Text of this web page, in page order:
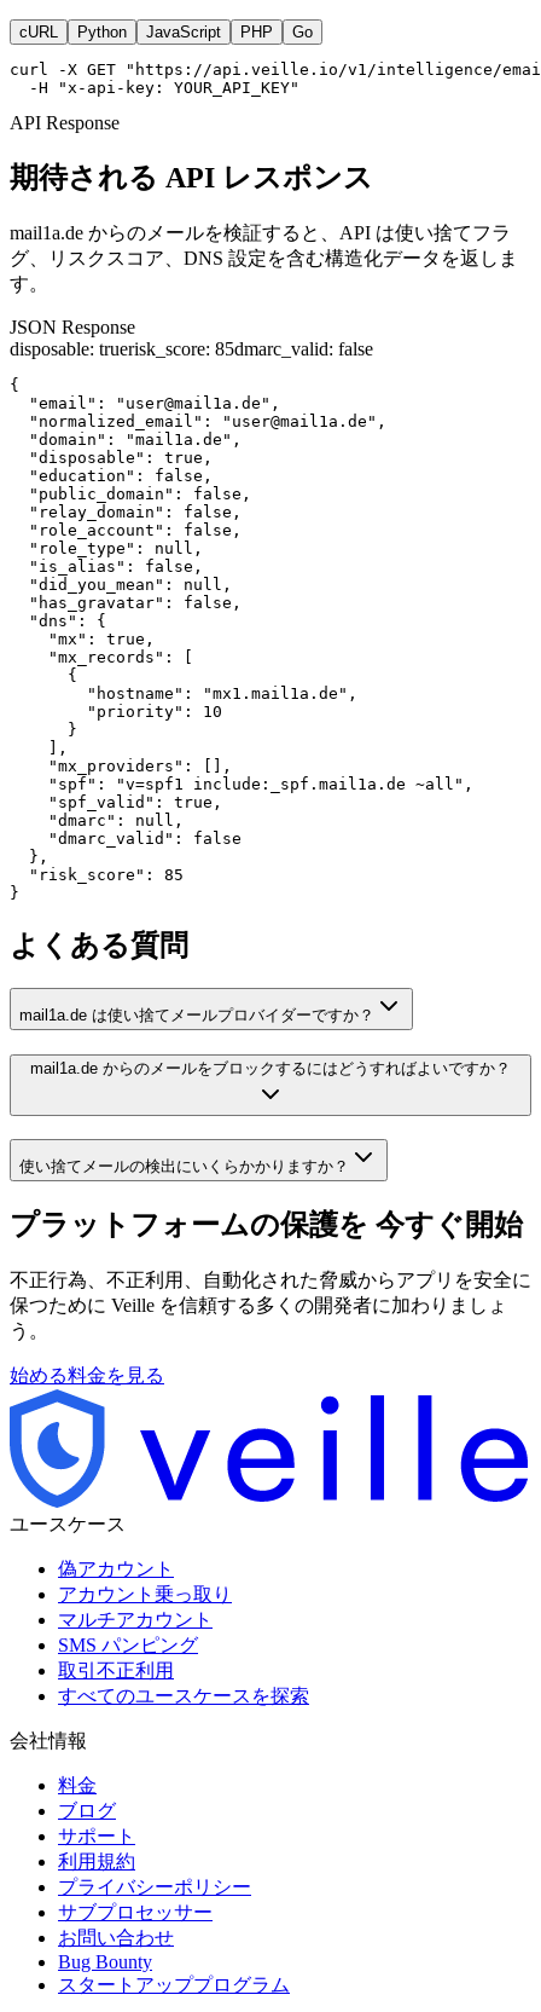
cURL Python JavaScript PHP Go
curl -X GET "https://api.veille.io/v1/intelligence/
  -H "x-api-key: YOUR_API_KEY"
API Response
期待される API レスポンス
mail1a.de からのメールを検証すると、API は使い捨てフラ
グ、リスクスコア、DNS 設定を含む構造化データを返しま
す。
JSON Response
disposable: truerisk_score: 85dmarc_valid: false
{
  "email": "user@mail1a.de",
  "normalized_email": "user@mail1a.de",
  "domain": "mail1a.de",
  "disposable": true,
  "education": false,
  "public_domain": false,
  "relay_domain": false,
  "role_account": false,
  "role_type": null,
  "is_alias": false,
  "did_you_mean": null,
  "has_gravatar": false,
  "dns": {
    "mx": true,
    "mx_records": [
      {
        "hostname": "mx1.mail1a.de",
        "priority": 10
      }
    ],
    "mx_providers": [],
    "spf": "v=spf1 include:_spf.mail1a.de ~all",
    "spf_valid": true,
    "dmarc": null,
    "dmarc_valid": false
  },
  "risk_score": 85
}
よくある質問
mail1a.de は使い捨てメールプロバイダーですか？
mail1a.de からのメールをブロックするにはどうすればよいですか？
使い捨てメールの検出にいくらかかりますか？
プラットフォームの保護を 今すぐ開始
不正行為、不正利用、自動化された脅威からアプリを安全に
保つために Veille を信頼する多くの開発者に加わりましょ
う。
始める料金を見る
ユースケース
偽アカウント
アカウント乗っ取り
マルチアカウント
SMS パンピング
取引不正利用
すべてのユースケースを探索
会社情報
料金
ブログ
サポート
利用規約
プライバシーポリシー
サブプロセッサー
お問い合わせ
Bug Bounty
スタートアッププログラム